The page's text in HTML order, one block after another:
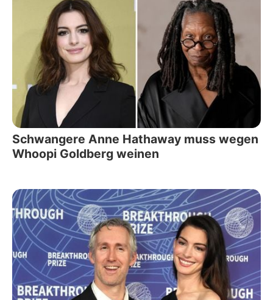
Schwangere Anne Hathaway muss wegen
Whoopi Goldberg weinen